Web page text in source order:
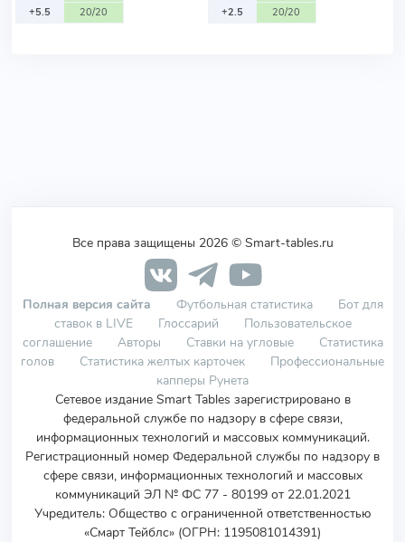
+5.5
20/20
+2.5
20/20
Все права защищены 2026 © Smart-tables.ru
Полная версия сайта Футбольная статистика
Бот для
ставок в LIVE
Глоссарий
Пользовательское
соглашение
Авторы Ставки на угловые
Статистика
голов
Статистика желтых карточек
Профессиональные
капперы Рунета
Сетевое издание Smart Tables зарегистрировано в
федеральной службе по надзору в сфере связи,
информационных технологий и массовых коммуникаций.
Регистрационный номер Федеральной службы по надзору в
сфере связи, информационных технологий и массовых
коммуникаций ЭЛ № ФС 77 - 80199 от 22.01.2021
Учредитель: Общество с ограниченной ответственностью
«Смарт Тейблс» (ОГРН: 1195081014391)